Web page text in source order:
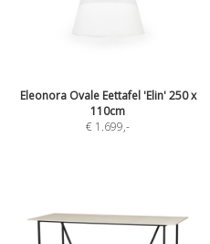
Eleonora Ovale Eettafel 'Elin' 250 x
110cm
€ 1.699,-